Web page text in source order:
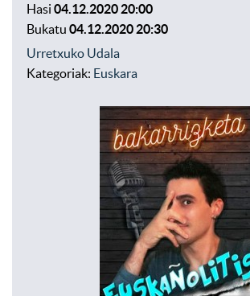
Hasi 04.12.2020 20:00
Bukatu 04.12.2020 20:30
Urretxuko Udala
Kategoriak: Euskara